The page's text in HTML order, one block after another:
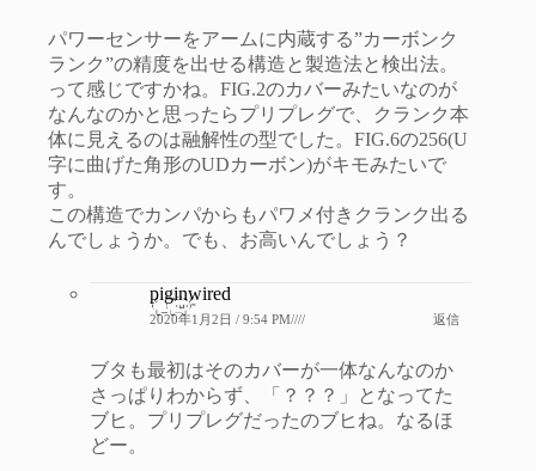
パワーセンサーをアームに内蔵する”カーボンク
ランク”の精度を出せる構造と製造法と検出法。
って感じですかね。FIG.2のカバーみたいなのが
なんなのかと思ったらプリプレグで、クランク本
体に見えるのは融解性の型でした。FIG.6の256(U
字に曲げた角形のUDカーボン)がキモみたいで
す。
この構造でカンパからもパワメ付きクランク出る
んでしょうか。でも、お高いんでしょう？
piginwired
2020年1月2日 / 9:54 PM//// 返信
ブタも最初はそのカバーが一体なんなのか
さっぱりわからず、「？？？」となってた
ブヒ。プリプレグだったのブヒね。なるほ
どー。